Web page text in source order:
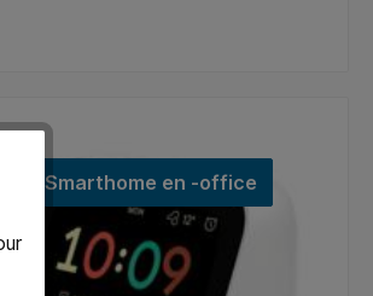
1 available
Smarthome en -office